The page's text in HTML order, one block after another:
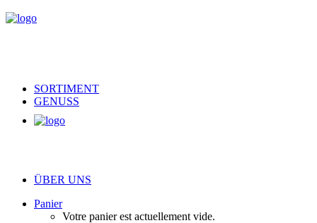
SORTIMENT
GENUSS
ÜBER UNS
Panier
Votre panier est actuellement vide.